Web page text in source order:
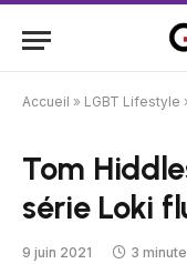
Accueil » LGBT Lifestyle
Tom
série Loki
9 juin 2021 3